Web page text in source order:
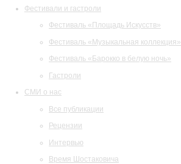
Фестивали и гастроли
Фестиваль «Площадь Искусств»
Фестиваль «Музыкальная коллекция»
Фестиваль «Барокко в белую ночь»
Гастроли
СМИ о нас
Все публикации
Рецензии
Интервью
Время Шостаковича